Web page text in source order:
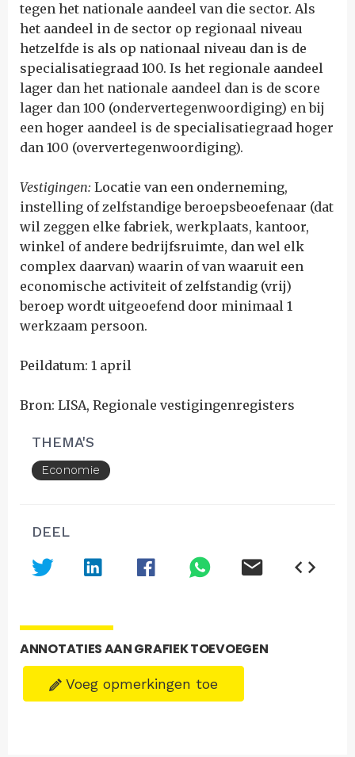
tegen het nationale aandeel van die sector. Als
het aandeel in de sector op regionaal niveau
hetzelfde is als op nationaal niveau dan is de
specialisatiegraad 100. Is het regionale aandeel
lager dan het nationale aandeel dan is de score
lager dan 100 (ondervertegenwoordiging) en bij
een hoger aandeel is de specialisatiegraad hoger
dan 100 (oververtegenwoordiging).
Vestigingen: Locatie van een onderneming,
instelling of zelfstandige beroepsbeoefenaar (dat
wil zeggen elke fabriek, werkplaats, kantoor,
winkel of andere bedrijfsruimte, dan wel elk
complex daarvan) waarin of van waaruit een
economische activiteit of zelfstandig (vrij)
beroep wordt uitgeoefend door minimaal 1
werkzaam persoon.
Peildatum: 1 april
Bron: LISA, Regionale vestigingenregisters
THEMA'S
Economie
DEEL
ANNOTATIES AAN GRAFIEK TOEVOEGEN
Voeg opmerkingen toe